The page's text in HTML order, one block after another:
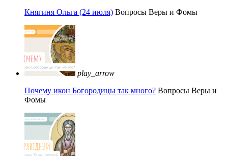
Княгиня Ольга (24 июля) Вопросы Веры и Фомы
play_arrow
Почему икон Богородицы так много? Вопросы Веры и
Фомы